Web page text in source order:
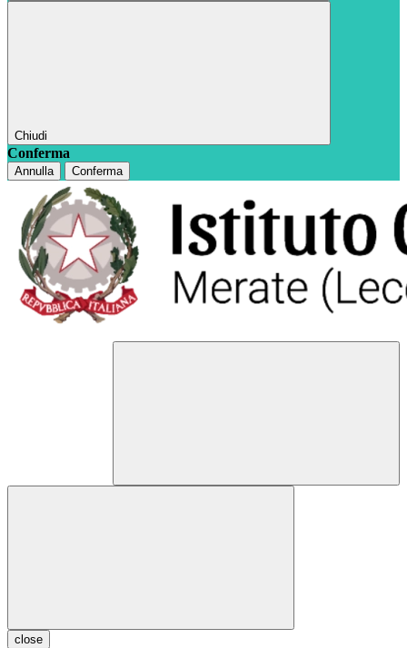
Chiudi
Conferma
Annulla Conferma
close